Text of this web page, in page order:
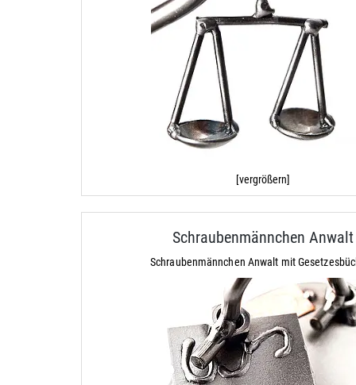
[vergrößern]
Schraubenmännchen Anwalt
Schraubenmännchen Anwalt mit